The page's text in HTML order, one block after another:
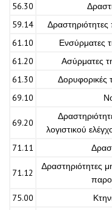
56.30
59.14
61.10
Ενσύρματες
61.20
Ασύρματες
61.30
Δορυφορικές
69.10
69.20
λογιστικού
71.11
71.12
Δραστηριότητες
75.00